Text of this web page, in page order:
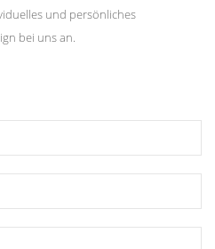
und persönliches
bei uns an.